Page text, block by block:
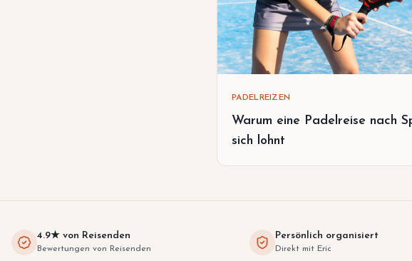
PADELREIZEN
Warum eine Padelreise nach
sich lohnt
4.9★ von Reisenden
Bewertungen von Reisenden
Persönlich organisiert
Direkt mit Eric